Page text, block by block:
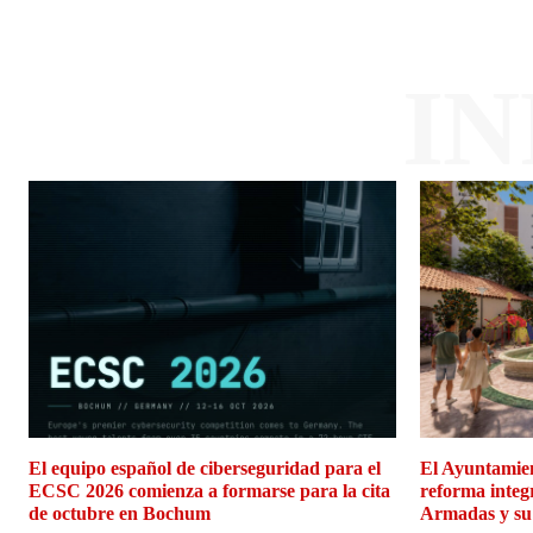
El equipo español de ciberseguridad para el
ECSC 2026 comienza a formarse para la cita
de octubre en Bochum
El
reforma
Armadas y